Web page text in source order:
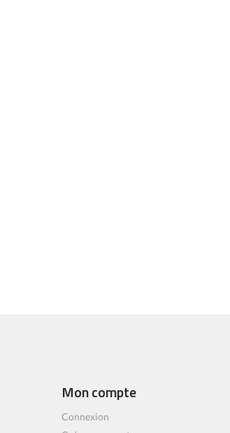
Mon compte
Connexion